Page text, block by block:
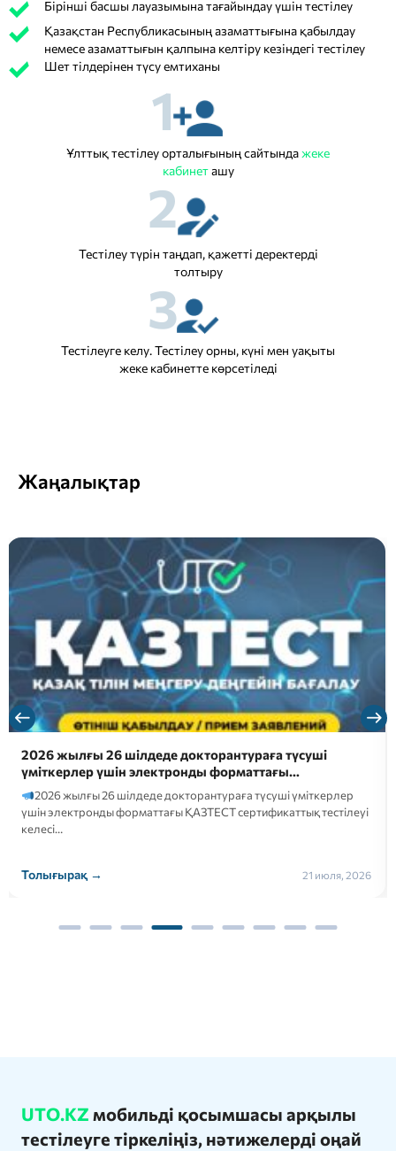
Бірінші басшы лауазымына тағайындау үшін тестілеу
Қазақстан Республикасының азаматтығына қабылдау
немесе азаматтығын қалпына келтіру кезіндегі тестілеу
Шет тілдерінен түсу емтиханы
1
Ұлттық тестілеу орталығының сайтындажеке
кабинеташу
2
Тестілеу түрін таңдап, қажетті деректерді
толтыру
3
Тестілеуге келу. Тестілеу орны, күні мен уақыты
жеке кабинетте көрсетіледі
Жаңалықтар
2026 жылғы 26 шілдеде докторантураға түсуші
үміткерлер үшін электронды форматтағы…
2026 жылғы 26 шілдеде докторантураға түсуші үміткерлер
үшін электронды форматтағы ҚАЗТЕСТ сертификаттық тестілеуі
келесі…
Толығырақ → 21 июля, 2026
UTO.KZ мобильді қосымшасы арқылы
тестілеуге тіркеліңіз, нәтижелерді оңай